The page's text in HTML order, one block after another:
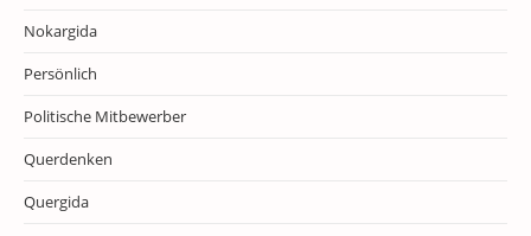
Nokargida
Persönlich
Politische Mitbewerber
Querdenken
Quergida